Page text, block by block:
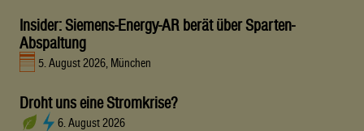
Insider: Siemens-Energy-AR berät über Sparten-
Abspaltung
5. August 2026, München
Droht uns eine Stromkrise?
6. August 2026